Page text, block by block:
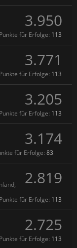
3.950
Punkte für Erfolge: 113
3.771
Punkte für Erfolge: 113
3.205
Punkte für Erfolge: 113
3.174
für Erfolge: 83
2.819
Punkte für Erfolge: 113
2.725
Punkte für Erfolge: 113